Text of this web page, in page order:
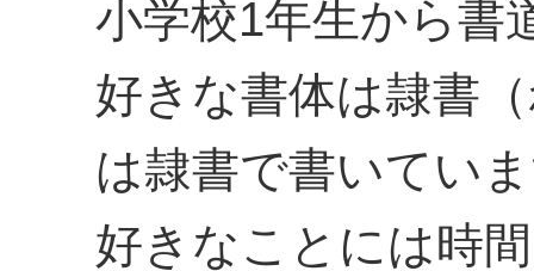
小学校1年生から書
好きな書体は隷書
は隷書で書いてい
好きなことには時